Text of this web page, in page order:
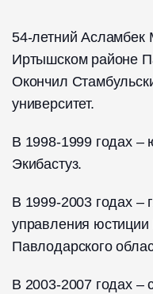
54-летний Асламбек
Иртышском районе
Окончил
университет.
В 1998-1999 годах –
Экибастуз.
В 1999-2003 годах –
управления
Павлодарского
В 2003-2007 годах –